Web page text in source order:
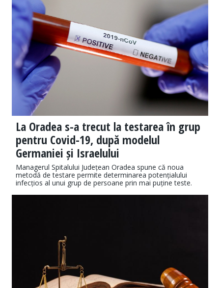
La Oradea s-a trecut la testarea în grup
pentru Covid-19, după modelul
Germaniei și Israelului
Managerul Spitalului Județean Oradea spune că noua
metodă de testare permite determinarea potențialului
infecțios al unui grup de persoane prin mai puține teste.